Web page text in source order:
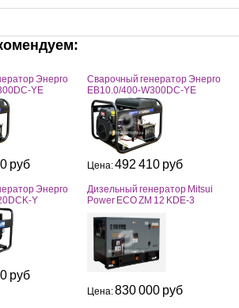
Энерго
YE
руб
Сварочный генератор Энерго
EB10.0/400-W300DC-YE
Цена:492 410 руб
Энерго
Y
руб
Дизельный генератор Mitsui
Power ECO ZM 12 KDE-3
Цена:830 000 руб